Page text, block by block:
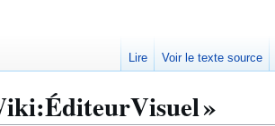
»
Lire Voir le texte source